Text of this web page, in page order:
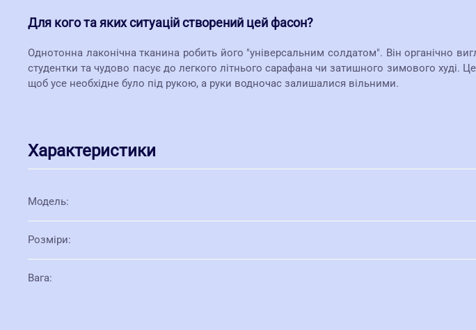
Для кого та яких ситуацій створений цей фасон?
Однотонна лаконічна тканина робить його "універсальним солдатом". Він органічно
студентки та чудово пасує до легкого літнього сарафана чи затишного зимового худі.
щоб усе необхідне було під рукою, а руки водночас залишалися вільними.
Характеристики
Модель:
Розміри:
Вага: